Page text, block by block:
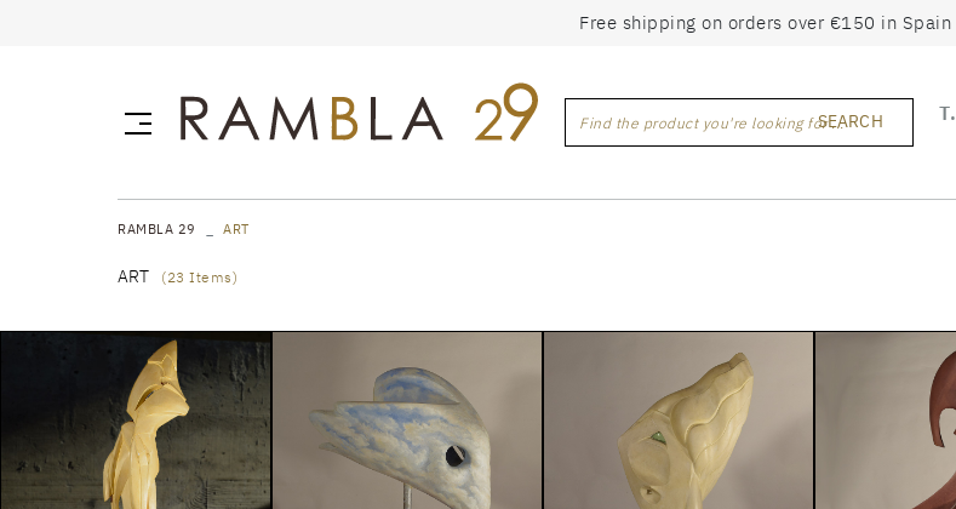
Free shipping on orders over €150 in Spain
Find the product you're looking for ...SEARCH T.
RAMBLA 29 ART
ART (23 Items)